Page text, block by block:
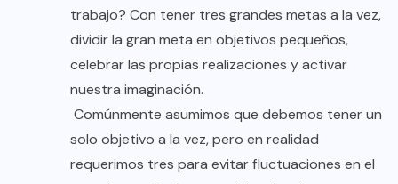
trabajo? Con tener tres grandes metas a la vez,
dividir la gran meta en objetivos pequeños,
celebrar las propias realizaciones y activar
nuestra imaginación.
Comúnmente asumimos que debemos tener un
solo objetivo a la vez, pero en realidad
requerimos tres para evitar fluctuaciones en el